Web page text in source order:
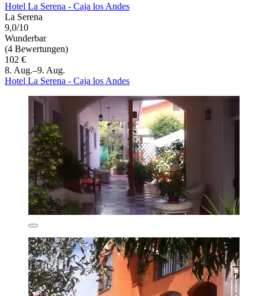
Hotel La Serena - Caja los Andes
La Serena
9,0/10
Wunderbar
(4 Bewertungen)
102 €
8. Aug.–9. Aug.
Hotel La Serena - Caja los Andes